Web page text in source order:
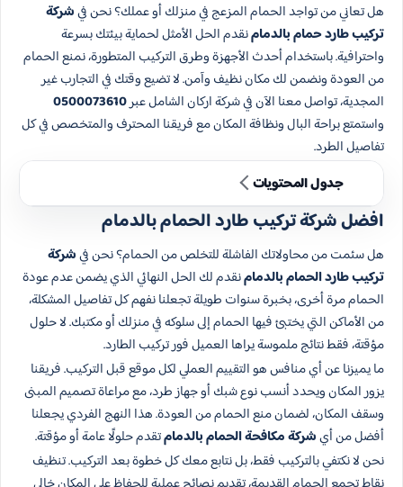
هل تعاني من تواجد الحمام المزعج في منزلك أو عملك؟ نحن فيشركة
تركيب طارد حمام بالدمامنقدم الحل الأمثل لحماية بيئتك بسرعة
واحترافية. باستخدام أحدث الأجهزة وطرق التركيب المتطورة، نمنع الحمام
من العودة ونضمن لك مكان نظيف وآمن. لا تضيع وقتك في التجارب غير
المجدية، تواصل معنا الآن في شركة اركان الشامل عبر0500073610
واستمتع براحة البال ونظافة المكان مع فريقنا المحترف والمتخصص في كل
تفاصيل الطرد.
جدول المحتويات
افضل شركة تركيب طارد الحمام بالدمام
هل سئمت من محاولاتك الفاشلة للتخلص من الحمام؟ نحن فيشركة
تركيب طارد الحمام بالدمامنقدم لك الحل النهائي الذي يضمن عدم عودة
الحمام مرة أخرى، بخبرة سنوات طويلة تجعلنا نفهم كل تفاصيل المشكلة،
من الأماكن التي يختبئ فيها الحمام إلى سلوكه في منزلك أو مكتبك. لا حلول
مؤقتة، فقط نتائج ملموسة يراها العميل فور تركيب الطارد.
ما يميزنا عن أي منافس هو التقييم العملي لكل موقع قبل التركيب. فريقنا
يزور المكان ويحدد أنسب نوع شبك أو جهاز طرد، مع مراعاة تصميم المبنى
وسقف المكان، لضمان منع الحمام من العودة. هذا النهج الفردي يجعلنا
أفضل من أيشركة مكافحة الحمام بالدمامتقدم حلولًا عامة أو مؤقتة.
نحن لا نكتفي بالتركيب فقط، بل نتابع معك كل خطوة بعد التركيب. تنظيف